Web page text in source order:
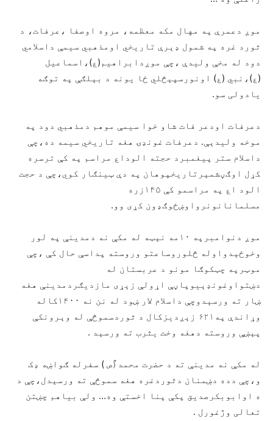
موږ دعمرې په مهال مکه معظمه، مروه اوصفا ،عرفات، د
ثورد غره په شمول ډېرې تاریخي اومذهبي سیمې داسلامي
دود له مخې ولیدې ،چې موږدابراهیم(ع)،اسماعیل
(ع)،نبي (ع) اونورسپېڅلي ځا یونه د بېلګې په توګه
یادولی سو.
دعرفات اودعر فات شاو خوا سیمې موهم دمذهبي دود په
موخه ولیدېې. دعرفات غونډۍ هغه تاریخي سیمه ده،چې
داسلام ستر پیغمبرد حجته الوداع مراسم په کې ترسره
کړل اوګڼشمېرتاریخپوهان په دې ټینګار کوي،چې د حجت
الود اع په مراسمو کې ۱۴۵زره
مسلمانانونرواوښځوګډون کړی وو.
موږ دنوامبرپه ۱۰مه نېټه له مکې نه دمدینې په لور
وخوځېدواوله څلوروساعتو وروسته پداسې حال کې ،چې
موټرپه چټکوګا مونو د عربستان له
دښتواوغونډېیوپاڼې اړولې زېړی مازدیګردمدینې هغه
ښار ته ورسېدوچې داسلام لار ښود له نن نه ۱۴۰۰کاله
وړاندې په۶۲۱ زېږدیزکال د ثوردسموڅې له وېرونکې
پېښې وروسته دهغه وخت یثرب ته ورسېد .
له مکې نه مدینې ته د حضرت محمد(ٌص ) سفرله ګواښه ډک
و،چې دده دښمنان دثوردغره هغه سموڅې ته ورسېدل،چې د
ه اوابوبکرصدیق پکې پنا اخستې وه… ولې بیاهم چښتن
تعالی وژغورل .